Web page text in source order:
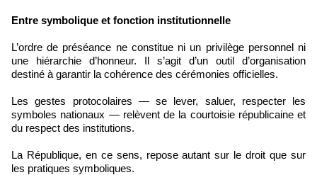
Entre symbolique et fonction institutionnelle
L’ordre de préséance ne constitue ni un privilège personnel ni
une hiérarchie d’honneur. Il s’agit d’un outil d’organisation
destiné à garantir la cohérence des cérémonies officielles.
Les gestes protocolaires — se lever, saluer, respecter les
symboles nationaux — relèvent de la courtoisie républicaine et
du respect des institutions.
La République, en ce sens, repose autant sur le droit que sur
les pratiques symboliques.